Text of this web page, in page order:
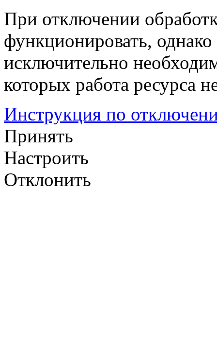
При отключении
функционировать, однако
исключительно
которых работа ресурса
Инструкция по
Принять
Настроить
Отклонить